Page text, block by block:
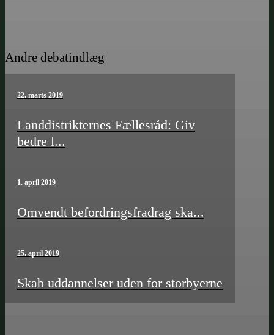
Andre debatindlæg
22. marts 2019
Landdistrikternes Fællesråd: Giv
bedre l...
1. april 2019
Omvendt befordrings­­fradrag ska...
25. april 2019
Skab uddannelser uden for storbyerne